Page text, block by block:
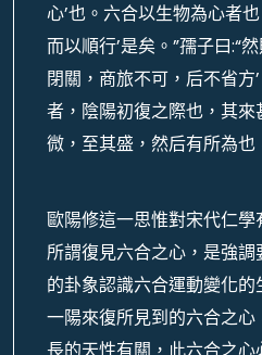
心’也。六合以生物為心者
而以順行’是矣。”孺子曰:“
閉關，商旅不可，后不省方
者，陰陽初復之際也，其
微，至其盛，然后有所為也
歐陽修這一思惟對宋代仁學
所謂復見六合之心，是強
的卦象認識六合運動變化
一陽來復所見到的六合之